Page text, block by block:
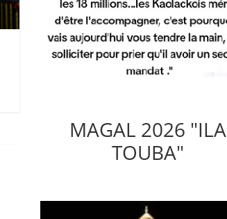
MAGAL 2026 "ILA
TOUBA"